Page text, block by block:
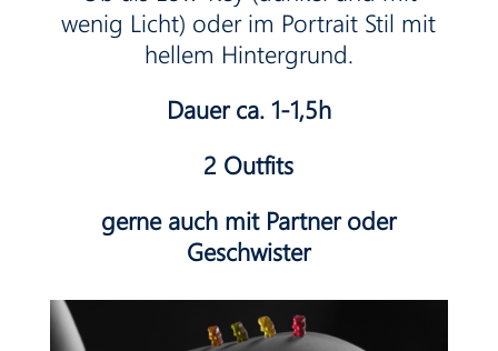
wenig Licht) oder im Portrait Stil mit
hellem Hintergrund.
Dauer ca. 1-1,5h
2 Outfits
gerne auch mit Partner oder
Geschwister